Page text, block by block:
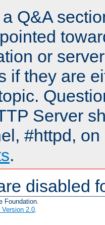
Q&A
or
if they are
Server
#httpd,
.
disabled
Foundation.
2.0.